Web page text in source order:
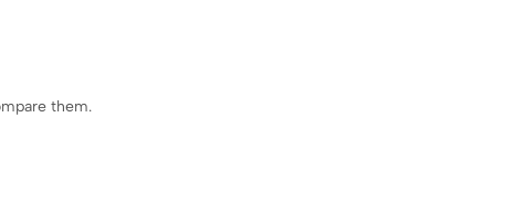
them.